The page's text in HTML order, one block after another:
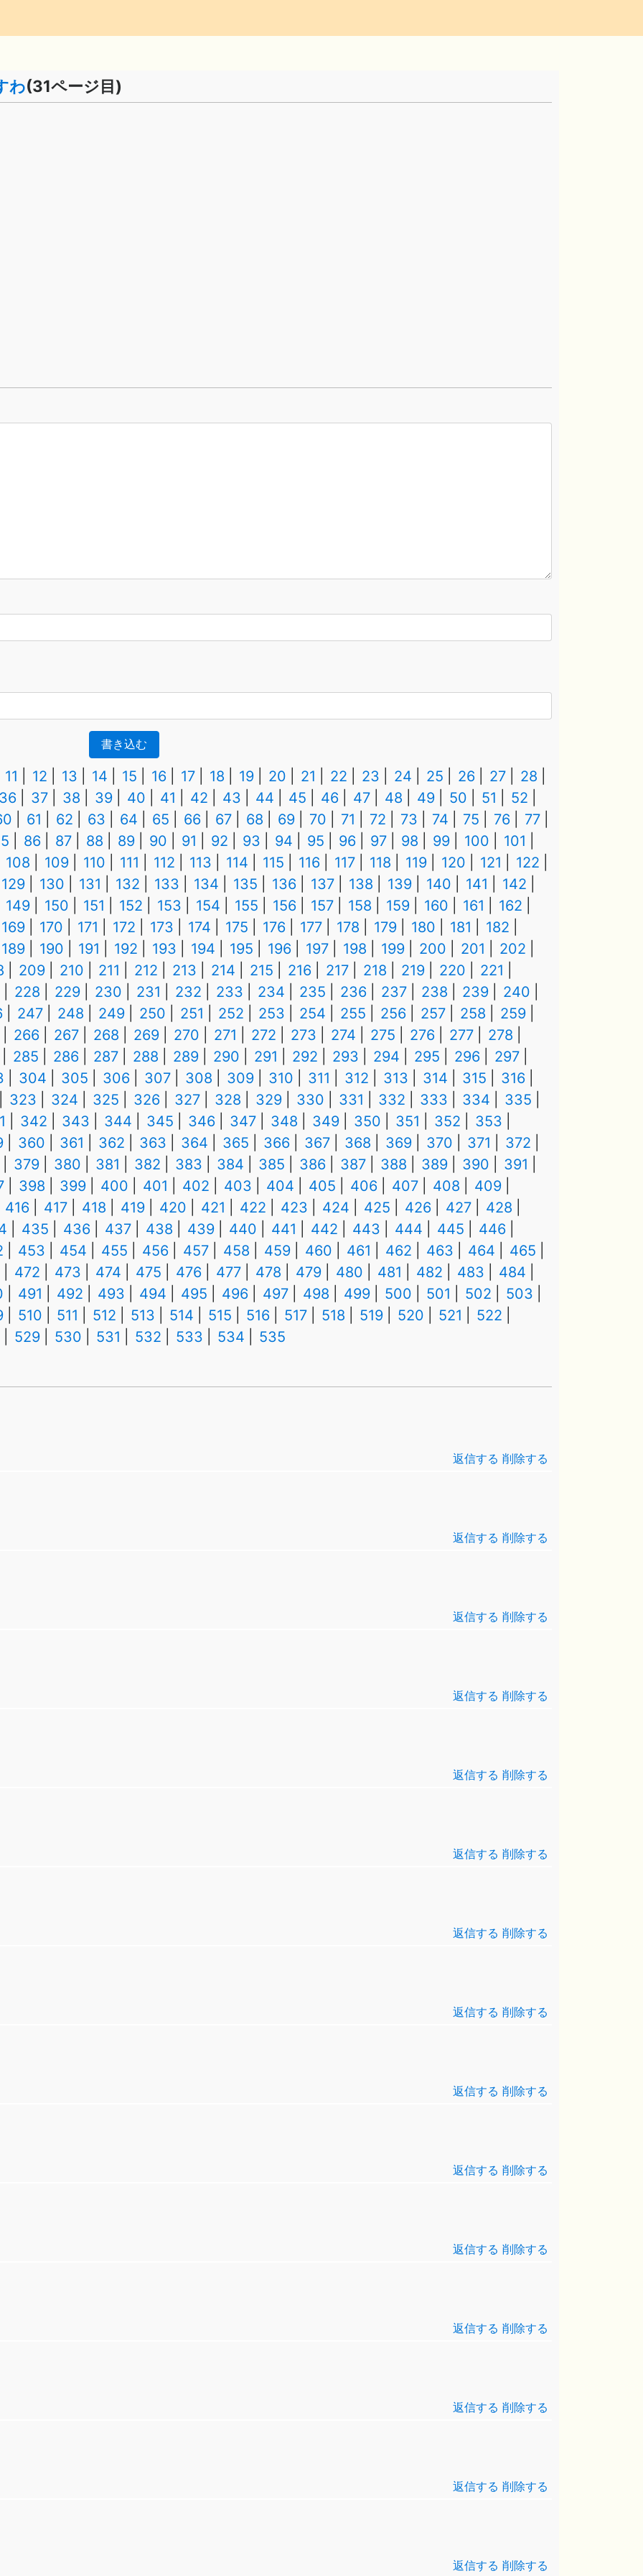
わ(31ページ目)
書き込む
11 12 13 14 15 16 17 18 19 20 21 22 23 24 25 26 27
28
37 38 39 40 41 42 43 44 45 46 47 48 49 50 51
52
61 62 63 64 65 66 67 68 69 70 71 72 73 74 75 76
77
86 87 88 89 90 91 92 93 94 95 96 97 98 99 100
101
108
109 110 111 112 113 114 115 116 117 118 119 120 121
122
129
130 131 132 133 134 135 136 137 138 139 140 141
142
149
150 151 152 153 154 155 156 157 158 159 160 161
162
169
170 171 172 173 174 175 176 177 178 179 180 181
182
189
190 191 192 193 194 195 196 197 198 199 200 201
202
209 210 211 212 213 214 215 216 217 218 219 220
221
228
229 230 231 232 233 234 235 236 237 238 239
240
247 248 249 250 251 252 253 254 255 256 257 258
259
266
267 268 269 270 271 272 273 274 275 276 277
278
285
286 287 288 289 290 291 292 293 294 295 296
297
304 305 306 307 308 309 310 311 312 313 314 315
316
323
324 325 326 327 328 329 330 331 332 333 334
335
342 343 344 345 346 347 348 349 350 351 352
353
360 361 362 363 364 365 366 367 368 369 370 371
372
379
380 381 382 383 384 385 386 387 388 389 390
391
398 399 400 401 402 403 404 405 406 407 408
409
416
417 418 419 420 421 422 423 424 425 426 427
428
435 436 437 438 439 440 441 442 443 444 445
446
453 454 455 456 457 458 459 460 461 462 463 464
465
472
473 474 475 476 477 478 479 480 481 482 483
484
491 492 493 494 495 496 497 498 499 500 501 502
503
510 511 512 513 514 515 516 517 518 519 520 521
522
529
530 531 532 533 534 535
返信する 削除する
返信する 削除する
返信する 削除する
返信する 削除する
返信する 削除する
返信する 削除する
返信する 削除する
返信する 削除する
返信する 削除する
返信する 削除する
返信する 削除する
返信する 削除する
返信する 削除する
返信する 削除する
返信する 削除する